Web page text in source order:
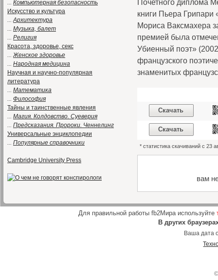
... Компьютерная безопасность
Искусство и культура
...Архитектура
... Музыка, балет
... Религия
Красота, здоровье, секс
...Женское здоровье
... Народная медицина
Научная и научно-популярная
литература
... Математика
... Философия
Тайны и таинственные явления
... Магия. Колдовство. Суеверия
... Предсказания. Пророки. Ченнелинг
Универсальные энциклопедии
... Популярные справочники
Cambridge University Press
Почетного диплома
книги Пьера
Мориса Ваксмахера
премией была
Убиенный поэт»
французского
знаменитых
Скачать
Скачать
* статистика скачиваний с 23
вам
Для правильной работы fb2Мира используйте
В других
Ваша дата